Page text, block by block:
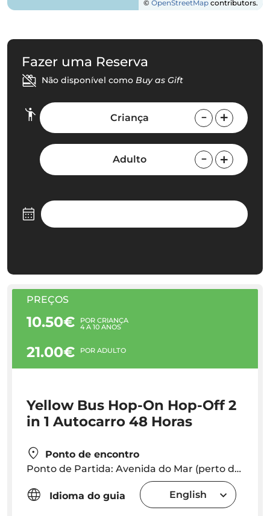
© OpenStreetMap contributors.
Fazer uma Reserva
Não disponível como Buy as Gift
Criança
Adulto
PREÇOS
10.50€ POR CRIANÇA
4 A 10 ANOS
21.00€ POR ADULTO
Yellow Bus Hop-On Hop-Off 2
in 1 Autocarro 48 Horas
Ponto de encontro
Ponto de Partida: Avenida do Mar (perto da Marina) Partidas a cada 1H:30 . Pode sair e entrar em qualquer paragem do circuito
Idioma do guia English